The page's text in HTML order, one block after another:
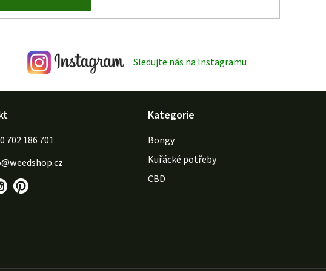
Sledujte nás na Instagramu
@weedshop.cz
702 186 701
Kategorie
Bongy
Kuřácké potřeby
CBD